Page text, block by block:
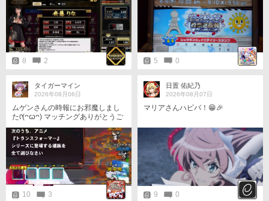
8 2 5 0
タイガーマイン
2026年08月06日
ムゲンさんの時報にお邪魔しまし
たᡣ(ᴖꙍᴖ) マッチングありがとうご
ざいますです（´(ｪ)｀）感謝ｽﾙｱﾙ♪
#こんやのトランスフォーマー🚗³₃
🚗³₃🚗³₃🚗³₃🚗³₃
10 3
日置 佑紀乃
2026年08月07日
マリアさんハピバ！😁🎉
9 0